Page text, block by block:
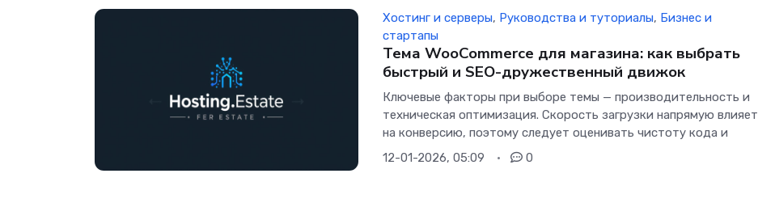
Хостинг и серверы, Руководства и туториалы, Бизнес и
стартапы
Тема WooCommerce для магазина: как выбрать
быстрый и SEO-дружественный движок
Ключевые факторы при выборе темы — производительность и
техническая оптимизация. Скорость загрузки напрямую влияет
на конверсию, поэтому следует оценивать чистоту кода и
12-01-2026, 05:09
0